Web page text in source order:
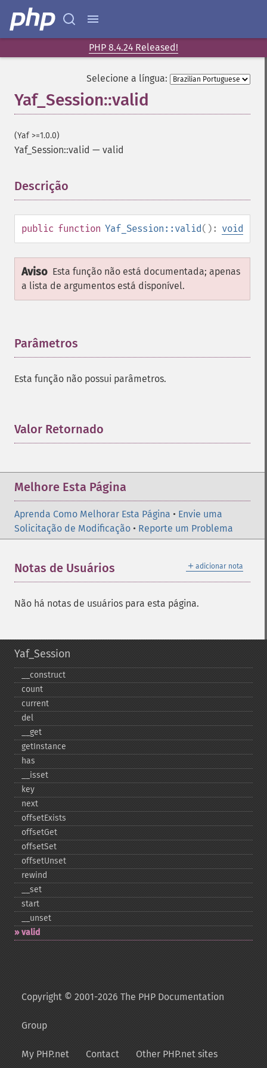
PHP 8.4.24 Released!
Selecione a língua:
Yaf_Session::valid
(Yaf >=1.0.0)
Yaf_Session::valid — valid
Descrição
public function Yaf_Session::valid(): void
Aviso Esta função não está documentada; apenas
a lista de argumentos está disponível.
Parâmetros
Esta função não possui parâmetros.
Valor Retornado
Melhore Esta Página
Aprenda Como Melhorar Esta Página • Envie uma
Solicitação de Modificação • Reporte um Problema
＋ adicionar nota
Notas de Usuários
Não há notas de usuários para esta página.
Yaf_Session
_​_​construct
count
current
del
_​_​get
getInstance
has
_​_​isset
key
next
offsetExists
offsetGet
offsetSet
offsetUnset
rewind
_​_​set
start
_​_​unset
valid
Copyright © 2001-2026 The PHP Documentation
Group
My PHP.net Contact Other PHP.net sites